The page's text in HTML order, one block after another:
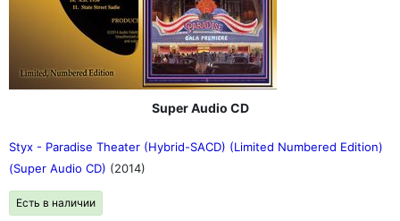
Super Audio CD
Styx - Paradise Theater (Hybrid-SACD) (Limited Numbered Edition)
(Super Audio CD) (2014)
Есть в наличии